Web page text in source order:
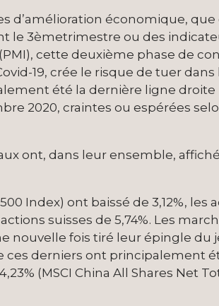
d’amélioration économique, que
le 3èmetrimestre ou des
cette deuxième phase de
19, crée le risque de tuer dans
été la dernière ligne droite
2020, craintes ou espérées
ont, dans leur ensemble,
Index) ont baissé de 3,12%, les
suisses de 5,74%. Les
nouvelle fois tiré leur épingle du
ces derniers ont principalement
(MSCI China All Shares Net